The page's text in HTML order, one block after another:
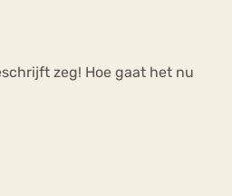
zeg! Hoe gaat het nu